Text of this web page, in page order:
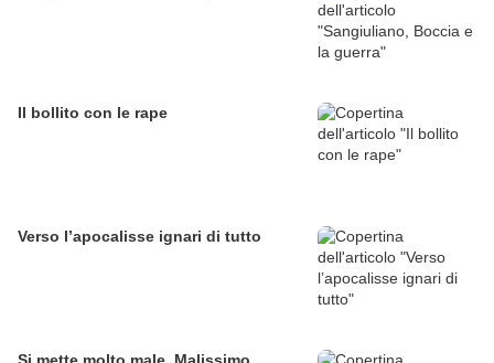
Il bollito con le rape
Verso l’apocalisse ignari di tutto